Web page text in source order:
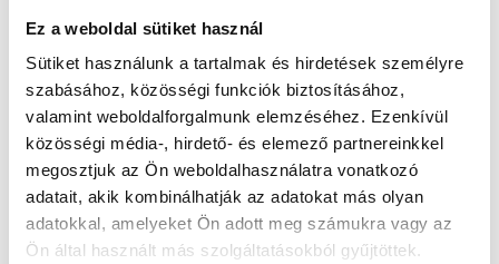
Ez a weboldal sütiket használ
Sütiket használunk a tartalmak és hirdetések személyre
szabásához, közösségi funkciók biztosításához,
valamint weboldalforgalmunk elemzéséhez. Ezenkívül
közösségi média-, hirdető- és elemező partnereinkkel
megosztjuk az Ön weboldalhasználatra vonatkozó
adatait, akik kombinálhatják az adatokat más olyan
adatokkal, amelyeket Ön adott meg számukra vagy az
Ön által használt más szolgáltatásokból gyűjtöttek.